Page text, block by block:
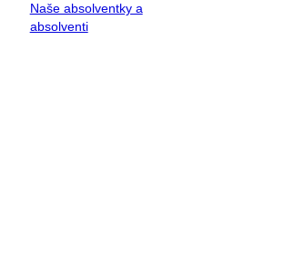
Naše absolventky a
absolventi